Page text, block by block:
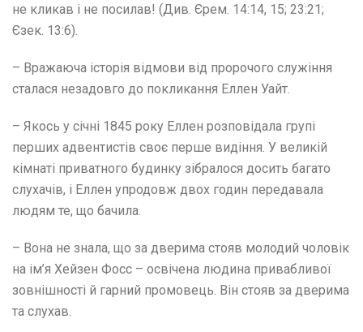
не кликав і не посилав! (Див. Єрем. 14:14, 15; 23:21;
Єзек. 13:6).
– Вражаюча історія відмови від пророчого служіння
сталася незадовго до покликання Еллен Уайт.
– Якось у січні 1845 року Еллен розповідала групі
перших адвентистів своє перше видіння. У великій
кімнаті приватного будинку зібралося досить багато
слухачів, і Еллен упродовж двох годин передавала
людям те, що бачила.
– Вона не знала, що за дверима стояв молодий чоловік
на ім’я Хейзен Фосс – освічена людина привабливої
зовнішності й гарний промовець. Він стояв за дверима
та слухав.